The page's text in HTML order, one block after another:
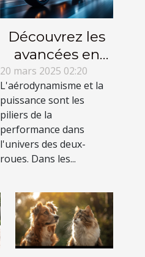
Découvrez les
avancées en
aérodynamisme
et puissance
des motos
ultra-rapides
20 mars 2025 02:20
L'aérodynamisme et la
puissance sont les
piliers de la
performance dans
l'univers des deux-
roues. Dans les...